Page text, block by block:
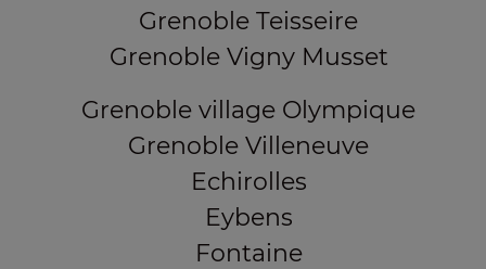
Grenoble Teisseire
Grenoble Vigny Musset
Grenoble village Olympique
Grenoble Villeneuve
Echirolles
Eybens
Fontaine